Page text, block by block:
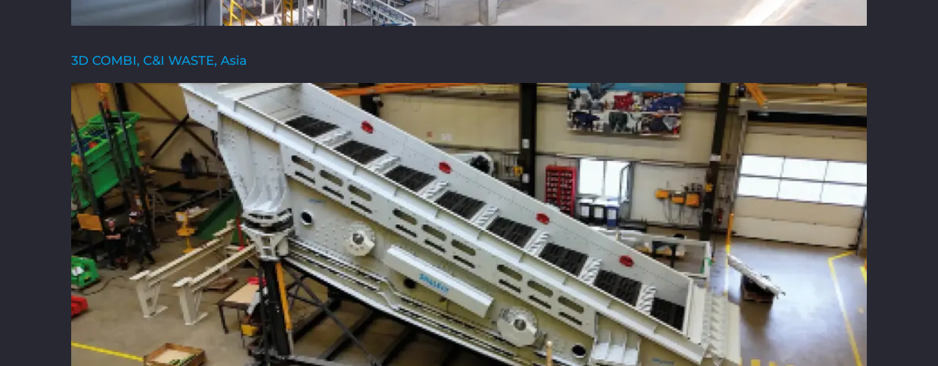
3D COMBI, C&I WASTE, Asia